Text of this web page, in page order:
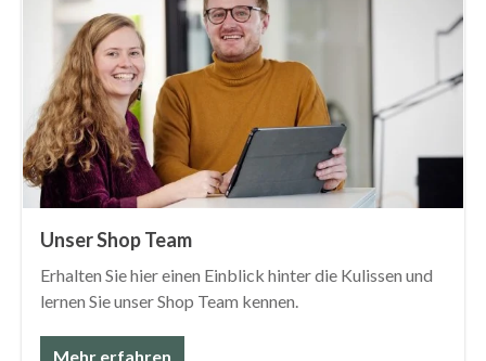
Unser Shop Team
Erhalten Sie hier einen Einblick hinter die Kulissen und